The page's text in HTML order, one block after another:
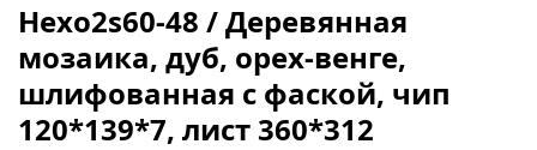
Hexo2s60-48 / Деревянная
мозаика, дуб, орех-венге,
шлифованная с фаской, чип
120*139*7, лист 360*312